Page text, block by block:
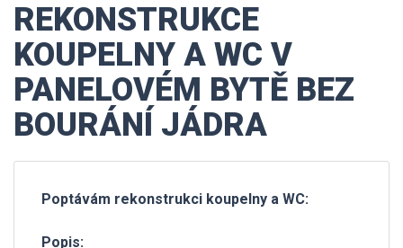
REKONSTRUKCE
KOUPELNY A WC V
PANELOVÉM BYTĚ BEZ
BOURÁNÍ JÁDRA
Poptávám rekonstrukci koupelny a WC:
Popis: